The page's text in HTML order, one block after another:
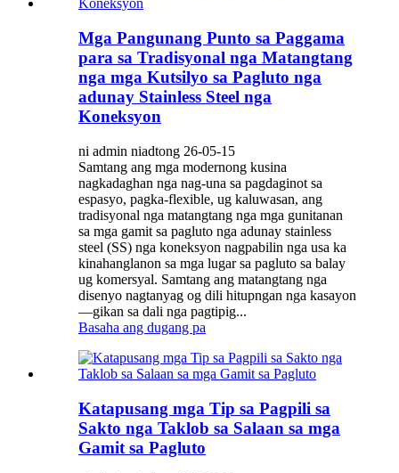
Mga Pangunang Punto sa Paggama
para sa Tradisyonal nga Matangtang
nga mga Kutsilyo sa Pagluto nga
adunay Stainless Steel nga
Koneksyon
ni admin niadtong 26-05-15
Samtang ang mga modernong kusina
nagkadaghan nga nag-una sa pagdaginot sa
espasyo, pagka-flexible, ug kaluwasan, ang
tradisyonal nga matangtang nga mga gunitanan
sa mga gamit sa pagluto nga adunay stainless
steel (SS) nga koneksyon nagpabilin nga usa ka
kinahanglanon sa mga lugar sa pagluto sa balay
ug komersyal. Samtang ang matangtang nga
disenyo nagtanyag og dili hitupngan nga kasayon
—gikan sa dali nga pagtipig...
Basaha ang dugang pa
Katapusang mga Tip sa Pagpili sa
Sakto nga Taklob sa Salaan sa mga
Gamit sa Pagluto